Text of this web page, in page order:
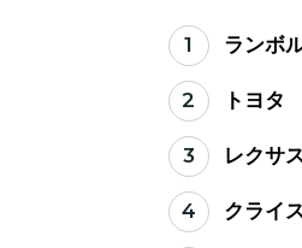
1 ランボ
2 トヨタ
3 レクサ
4 クライ